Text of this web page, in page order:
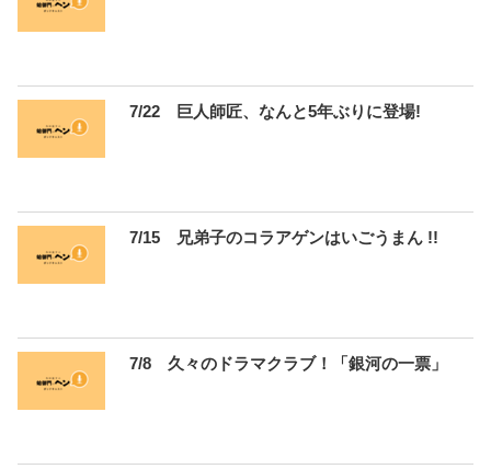
7/22 巨人師匠、なんと5年ぶりに登場!
7/15 兄弟子のコラアゲンはいごうまん !!
7/8 久々のドラマクラブ！「銀河の一票」